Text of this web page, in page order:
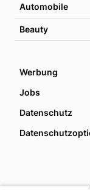
Automobile
Beauty
Werbung
Jobs
Datenschutz